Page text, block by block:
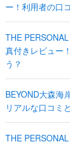
ー！利用者の口
THE
真付きレビュー
う？
BEYOND大森海
リアルな口コミ
THE